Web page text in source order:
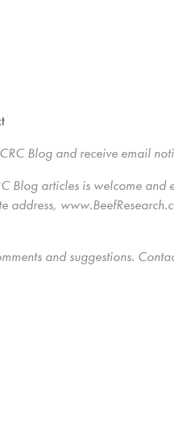
Blog and receive email
Blog articles is welcome
address,
and suggestions.